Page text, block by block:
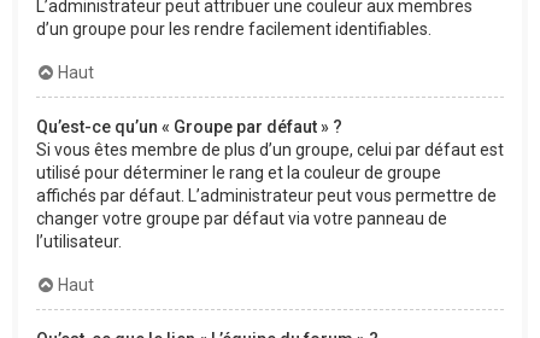
L’administrateur peut attribuer une couleur aux membres
d’un groupe pour les rendre facilement identifiables.
Haut
Qu’est-ce qu’un « Groupe par défaut » ?
Si vous êtes membre de plus d’un groupe, celui par défaut est
utilisé pour déterminer le rang et la couleur de groupe
affichés par défaut. L’administrateur peut vous permettre de
changer votre groupe par défaut via votre panneau de
l’utilisateur.
Haut